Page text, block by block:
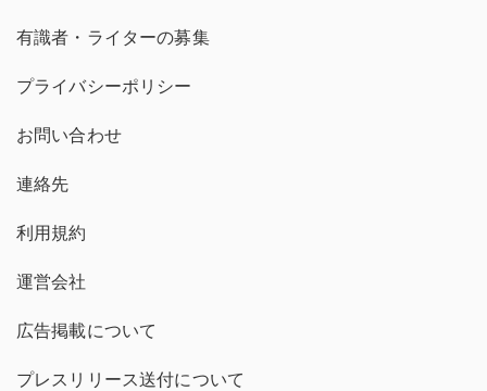
有識者・ライターの募集
プライバシーポリシー
お問い合わせ
連絡先
利用規約
運営会社
広告掲載について
プレスリリース送付について